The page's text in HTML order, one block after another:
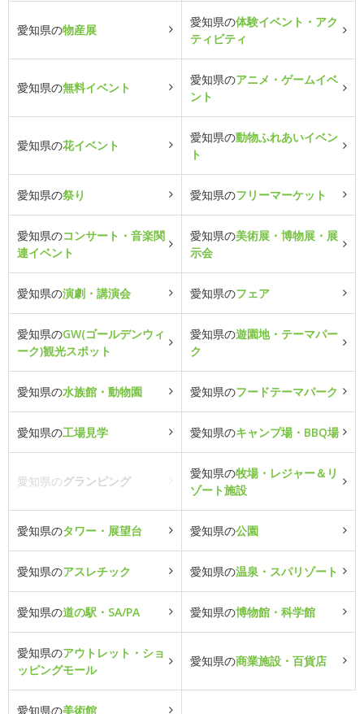
愛知県の物産展
愛知県の体験イベント・アク
ティビティ
愛知県の無料イベント
愛知県のアニメ・ゲームイベ
ント
愛知県の花イベント
愛知県の動物ふれあいイベン
ト
愛知県の祭り 愛知県のフリーマーケット
愛知県のコンサート・音楽関
連イベント
愛知県の美術展・博物展・展
示会
愛知県の演劇・講演会 愛知県のフェア
愛知県のGW(ゴールデンウィ
ーク)観光スポット
愛知県の遊園地・テーマパー
ク
愛知県の水族館・動物園 愛知県のフードテーマパーク
愛知県の工場見学 愛知県のキャンプ場・BBQ場
愛知県のグランピング
愛知県の牧場・レジャー＆リ
ゾート施設
愛知県のタワー・展望台 愛知県の公園
愛知県のアスレチック 愛知県の温泉・スパリゾート
愛知県の道の駅・SA/PA 愛知県の博物館・科学館
愛知県のアウトレット・ショ
ッピングモール
愛知県の商業施設・百貨店
愛知県の美術館